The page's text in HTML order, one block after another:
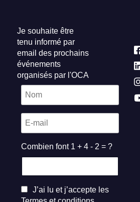
Je souhaite être
tenu informé par
email des prochains
événements
organisés par l'OCA
Combien font 1 + 4 - 2 = ?
J’ai lu et j’accepte les